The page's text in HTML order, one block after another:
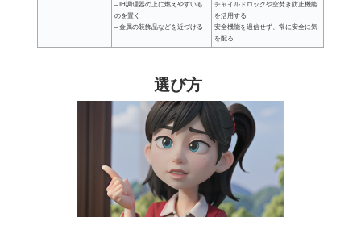
– IH調理器の上に燃えやすいも
のを置く
– 金属の装飾品などを近づける
チャイルドロックや空焚き防止機能
を活用する
安全機能を過信せず、常に安全に気
を配る
選び方